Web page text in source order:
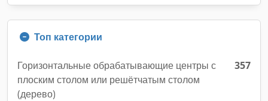
Топ категории
Горизонтальные обрабатывающие центры с
плоским столом или решётчатым столом
(дерево)
357